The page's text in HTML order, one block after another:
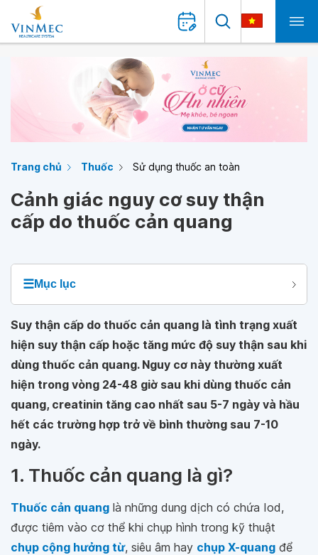
Trang chủ Thuốc Sử dụng thuốc an toàn
Cảnh giác nguy cơ suy thận
cấp do thuốc cản quang
☰Mục lục
Suy thận cấp do thuốc cản quang là tình trạng xuất
hiện suy thận cấp hoặc tăng mức độ suy thận sau khi
dùng thuốc cản quang. Nguy cơ này thường xuất
hiện trong vòng 24-48 giờ sau khi dùng thuốc cản
quang, creatinin tăng cao nhất sau 5-7 ngày và hầu
hết các trường hợp trở về bình thường sau 7-10
ngày.
1. Thuốc cản quang là gì?
Thuốc cản quang là những dung dịch có chứa Iod,
được tiêm vào cơ thể khi chụp hình trong kỹ thuật
chụp cộng hưởng từ, siêu âm hay chụp X-quang để